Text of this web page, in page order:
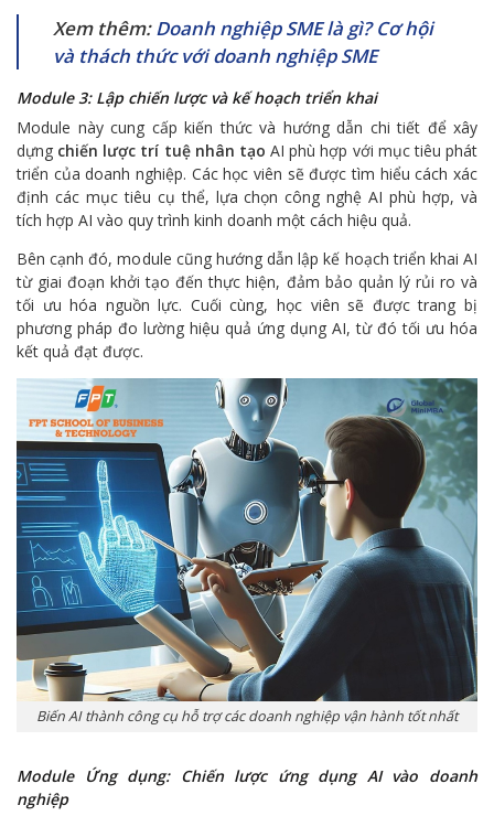
Xem thêm:Doanh nghiệp SME là gì? Cơ hội
và thách thức với doanh nghiệp SME
Module 3: Lập chiến lược và kế hoạch triển khai
Module này cung cấp kiến thức và hướng dẫn chi tiết để xây
dựng chiến lược trí tuệ nhân tạo AI phù hợp với mục tiêu phát
triển của doanh nghiệp. Các học viên sẽ được tìm hiểu cách xác
định các mục tiêu cụ thể, lựa chọn công nghệ AI phù hợp, và
tích hợp AI vào quy trình kinh doanh một cách hiệu quả.
Bên cạnh đó, module cũng hướng dẫn lập kế hoạch triển khai AI
từ giai đoạn khởi tạo đến thực hiện, đảm bảo quản lý rủi ro và
tối ưu hóa nguồn lực. Cuối cùng, học viên sẽ được trang bị
phương pháp đo lường hiệu quả ứng dụng AI, từ đó tối ưu hóa
kết quả đạt được.
Biến AI thành công cụ hỗ trợ các doanh nghiệp vận hành tốt nhất
Module Ứng dụng: Chiến lược ứng dụng AI vào doanh
nghiệp